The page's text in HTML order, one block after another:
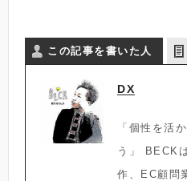
この記事を書いた人
DX
「個性を活
う」 BECK
作、EC顧問